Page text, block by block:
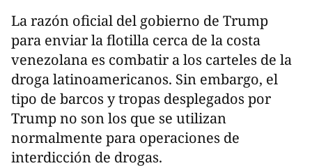
La razón oficial del gobierno de Trump
para enviar la flotilla cerca de la costa
venezolana es combatir a los carteles de la
droga latinoamericanos. Sin embargo, el
tipo de barcos y tropas desplegados por
Trump no son los que se utilizan
normalmente para operaciones de
interdicción de drogas.